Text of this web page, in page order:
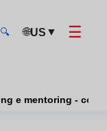
🔍 🌐US ▼ ☰
e mentoring -